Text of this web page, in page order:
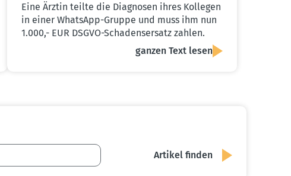
Eine Ärztin teilte die Diagnosen ihres Kollegen
in einer WhatsApp-Gruppe und muss ihm nun
1.000,- EUR DSGVO-Schadensersatz zahlen.
ganzen Text lesen